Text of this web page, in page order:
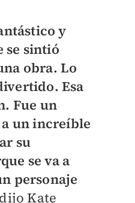
y
se sintió
obra. Lo
Esa
Fue un
un increíble
su
se va a
personaje
Kate